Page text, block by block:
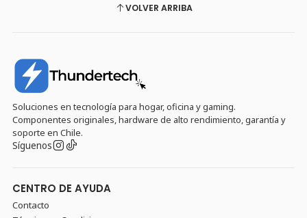
VOLVER ARRIBA
Soluciones en tecnología para hogar, oficina y gaming.
Componentes originales, hardware de alto rendimiento, garantía y
soporte en Chile.
Síguenos
CENTRO DE AYUDA
Contacto